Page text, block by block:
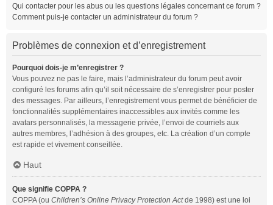
Qui contacter pour les abus ou les questions légales concernant ce forum ?
Comment puis-je contacter un administrateur du forum ?
Problèmes de connexion et d’enregistrement
Pourquoi dois-je m’enregistrer ?
Vous pouvez ne pas le faire, mais l’administrateur du forum peut avoir
configuré les forums afin qu’il soit nécessaire de s’enregistrer pour poster
des messages. Par ailleurs, l’enregistrement vous permet de bénéficier de
fonctionnalités supplémentaires inaccessibles aux invités comme les
avatars personnalisés, la messagerie privée, l’envoi de courriels aux
autres membres, l’adhésion à des groupes, etc. La création d’un compte
est rapide et vivement conseillée.
Haut
Que signifie COPPA ?
COPPA (ou Children’s Online Privacy Protection Actde 1998) est une loi